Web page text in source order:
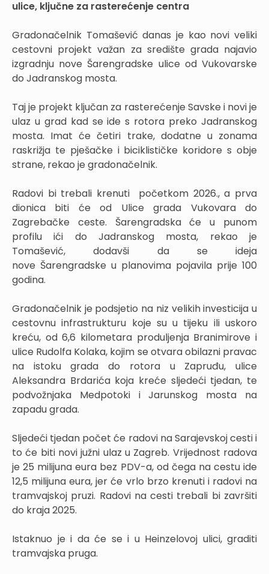
ulice, ključne za rasterećenje centra
Gradonačelnik Tomašević danas je kao novi veliki
cestovni projekt važan za središte grada najavio
izgradnju nove Šarengradske ulice od Vukovarske
do Jadranskog mosta.
Taj je projekt ključan za rasterećenje Savske i novi je
ulaz u grad kad se ide s rotora preko Jadranskog
mosta. Imat će četiri trake, dodatne u zonama
raskrižja te pješačke i biciklističke koridore s obje
strane, rekao je gradonačelnik.
Radovi bi trebali krenuti početkom 2026., a prva
dionica biti će od Ulice grada Vukovara do
Zagrebačke ceste. Šarengradska će u punom
profilu ići do Jadranskog mosta, rekao je
Tomašević, dodavši da se ideja
nove Šarengradske u planovima pojavila prije 100
godina.
Gradonačelnik je podsjetio na niz velikih investicija u
cestovnu infrastrukturu koje su u tijeku ili uskoro
kreću, od 6,6 kilometara produljenja Branimirove i
ulice Rudolfa Kolaka, kojim se otvara obilazni pravac
na istoku grada do rotora u Zapruđu, ulice
Aleksandra Brdarića koja kreće sljedeći tjedan, te
podvožnjaka Medpotoki i Jarunskog mosta na
zapadu grada.
Sljedeći tjedan počet će radovi na Sarajevskoj cesti i
to će biti novi južni ulaz u Zagreb. Vrijednost radova
je 25 milijuna eura bez PDV-a, od čega na cestu ide
12,5 milijuna eura, jer će vrlo brzo krenuti i radovi na
tramvajskoj pruzi. Radovi na cesti trebali bi završiti
do kraja 2025.
Istaknuo je i da će se i u Heinzelovoj ulici, graditi
tramvajska pruga.